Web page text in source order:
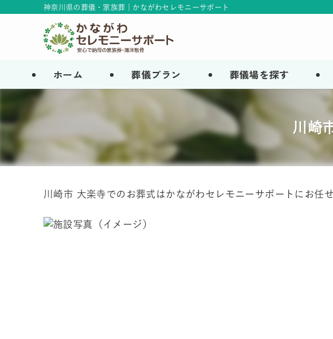
神奈川県の葬儀・家族葬 | かながわセレモニーサポート
ホーム 葬儀プラン 葬儀場を探す
川崎
川崎市 大楽寺でのお葬式はかながわセレモニーサポートにお任